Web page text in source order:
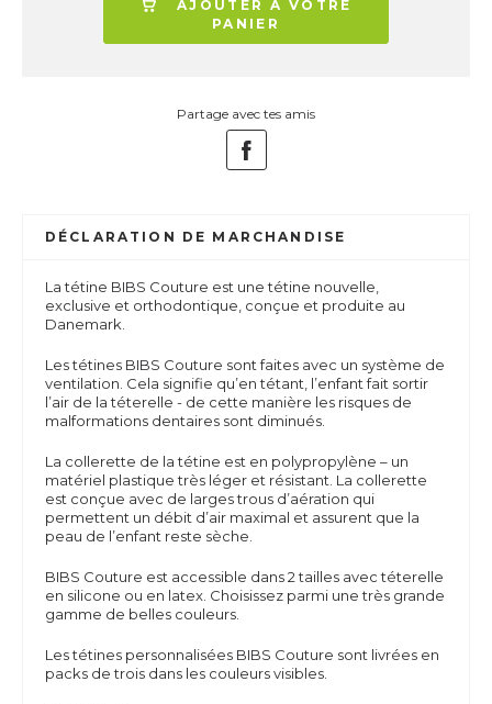
AJOUTER À VOTRE
PANIER
Partage avec tes amis
DÉCLARATION DE MARCHANDISE
La tétine BIBS Couture est une tétine nouvelle,
exclusive et orthodontique, conçue et produite au
Danemark.
Les tétines BIBS Couture sont faites avec un système de
ventilation. Cela signifie qu’en tétant, l’enfant fait sortir
l’air de la téterelle - de cette manière les risques de
malformations dentaires sont diminués.
La collerette de la tétine est en polypropylène – un
matériel plastique très léger et résistant. La collerette
est conçue avec de larges trous d’aération qui
permettent un débit d’air maximal et assurent que la
peau de l’enfant reste sèche.
BIBS Couture est accessible dans 2 tailles avec téterelle
en silicone ou en latex. Choisissez parmi une très grande
gamme de belles couleurs.
Les tétines personnalisées BIBS Couture sont livrées en
packs de trois dans les couleurs visibles.